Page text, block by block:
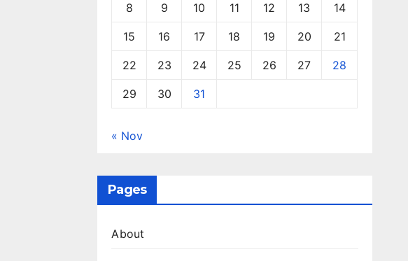
8 9 10 11 12 13 14
15 16 17 18 19 20 21
22 23 24 25 26 27 28
29 30 31
« Nov
Pages
About